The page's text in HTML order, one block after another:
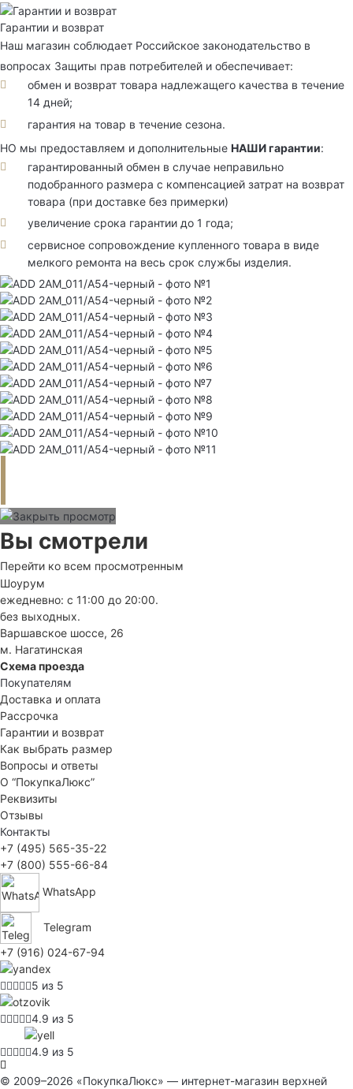
Гарантии и возврат
Наш магазин соблюдает Российское законодательство в
вопросах Защиты прав потребителей и обеспечивает:
обмен и возврат товара надлежащего качества в течение
14 дней;
гарантия на товар в течение сезона.
НО мы предоставляем и дополнительные НАШИ гарантии:
гарантированный обмен в случае неправильно
подобранного размера с компенсацией затрат на возврат
товара (при доставке без примерки)
увеличение срока гарантии до 1 года;
сервисное сопровождение купленного товара в виде
мелкого ремонта на весь срок службы изделия.
Вы смотрели
Перейти ко всем просмотренным
Шоурум
ежедневно: с 11:00 до 20:00.
без выходных.
Варшавское шоссе, 26
м. Нагатинская
Схема проезда
Покупателям
Доставка и оплата
Рассрочка
Гарантии и возврат
Как выбрать размер
Вопросы и ответы
О “ПокупкаЛюкс”
Реквизиты
Отзывы
Контакты
+7 (495) 565-35-22
+7 (800) 555-66-84
WhatsApp
Telegram
+7 (916) 024-67-94
5 из 5
4.9 из 5
4.9 из 5
© 2009–2026 «ПокупкаЛюкс» — интернет-магазин верхней